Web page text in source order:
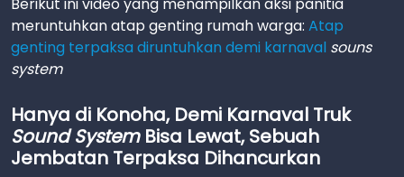
Berikut ini video yang menampilkan aksi panitia
meruntuhkan atap genting rumah warga: Atap
genting terpaksa diruntuhkan demi karnaval souns
system
Hanya di Konoha, Demi Karnaval Truk
Sound SystemBisa Lewat, Sebuah
Jembatan Terpaksa Dihancurkan